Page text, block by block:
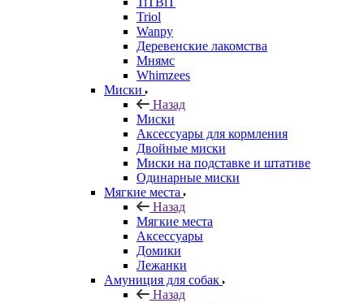
Triol
Wanpy
Деревенские лакомства
Мнямс
Whimzees
Миски
Назад
Миски
Аксессуары для кормления
Двойные миски
Миски на подставке и штативе
Одинарные миски
Мягкие места
Назад
Мягкие места
Аксессуары
Домики
Лежанки
Амуниция для собак
Назад